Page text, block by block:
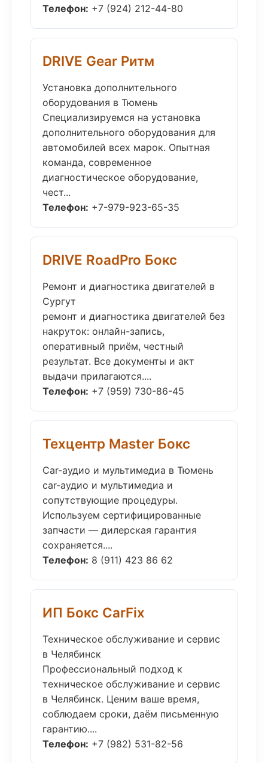
Телефон: +7 (924) 212-44-80
DRIVE Gear Ритм
Установка дополнительного
оборудования в Тюмень
Специализируемся на установка
дополнительного оборудования для
автомобилей всех марок. Опытная
команда, современное
диагностическое оборудование,
чест...
Телефон: +7-979-923-65-35
DRIVE RoadPro Бокс
Ремонт и диагностика двигателей в
Сургут
ремонт и диагностика двигателей без
накруток: онлайн-запись,
оперативный приём, честный
результат. Все документы и акт
выдачи прилагаются....
Телефон: +7 (959) 730-86-45
Техцентр Master Бокс
Car-аудио и мультимедиа в Тюмень
car-аудио и мультимедиа и
сопутствующие процедуры.
Используем сертифицированные
запчасти — дилерская гарантия
сохраняется....
Телефон: 8 (911) 423 86 62
ИП Бокс CarFix
Техническое обслуживание и сервис
в Челябинск
Профессиональный подход к
техническое обслуживание и сервис
в Челябинск. Ценим ваше время,
соблюдаем сроки, даём письменную
гарантию....
Телефон: +7 (982) 531-82-56